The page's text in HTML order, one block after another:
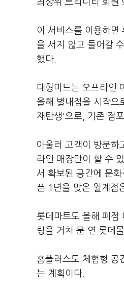
최상위 트리니티 회원
이 서비스를 이용하면
을 서지 않고 들어갈
했다.
대형마트는 오프라인
올해 별내점을 시작으
재탄생'으로, 기존 점
아울러 고객이 방문하
라인 매장만이 할 수
서 확보된 공간에 문
픈 1년을 맞은 월계점
롯데마트도 올해 폐점
링을 거쳐 문 연 롯데
홈플러스도 체험형 공
는 계획이다.